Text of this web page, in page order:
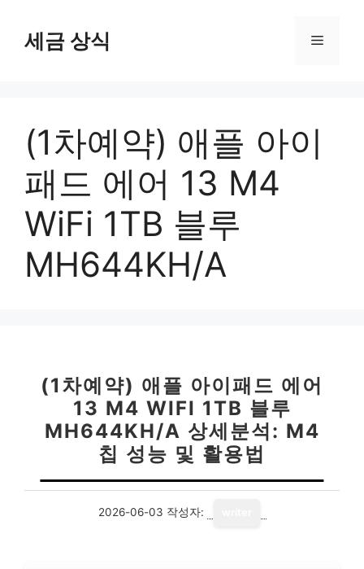
세금 상식 메
(1차예약) 애플 아이
패드 에어 13 M4
WiFi 1TB 블루
MH644KH/A
(1차예약) 애플 아이패드 에어
13 M4 WIFI 1TB 블루
MH644KH/A 상세분석: M4
칩 성능 및 활용법
2026-06-03 작성자: